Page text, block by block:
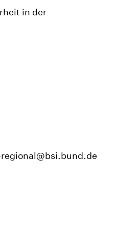
Ortsliste
in der